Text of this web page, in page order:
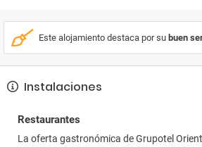
Este alojamiento destaca por su buen
Instalaciones
Restaurantes
La oferta gastronómica de Grupotel